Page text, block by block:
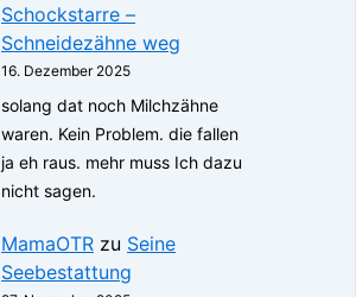
Schockstarre –
Schneidezähne weg
16. Dezember 2025
solang dat noch Milchzähne
waren. Kein Problem. die fallen
ja eh raus. mehr muss Ich dazu
nicht sagen.
MamaOTR zu Seine
Seebestattung